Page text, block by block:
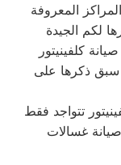
المعروفة
لكم الجيدة
كلفينيتور
سبق ذكرها على
تتواجد فقط
صيانة غسالات